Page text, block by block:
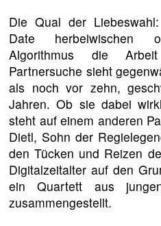
Die Qual der
Date herbeiwischen
Algorithmus die
Partnersuche sieht
als noch vor zehn,
Jahren. Ob sie dabei
steht auf einem anderen
Dietl, Sohn der
den Tücken und Reizen
Digitalzeitalter auf den
ein Quartett aus
zusammengestellt.